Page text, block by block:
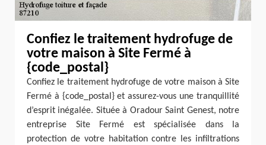
Confiez le traitement hydrofuge de
votre maison à Site Fermé à
{code_postal}
Confiez le traitement hydrofuge de votre maison à Site
Fermé à {code_postal} et assurez-vous une tranquillité
d’esprit inégalée. Située à Oradour Saint Genest, notre
entreprise Site Fermé est spécialisée dans la
protection de votre habitation contre les infiltrations